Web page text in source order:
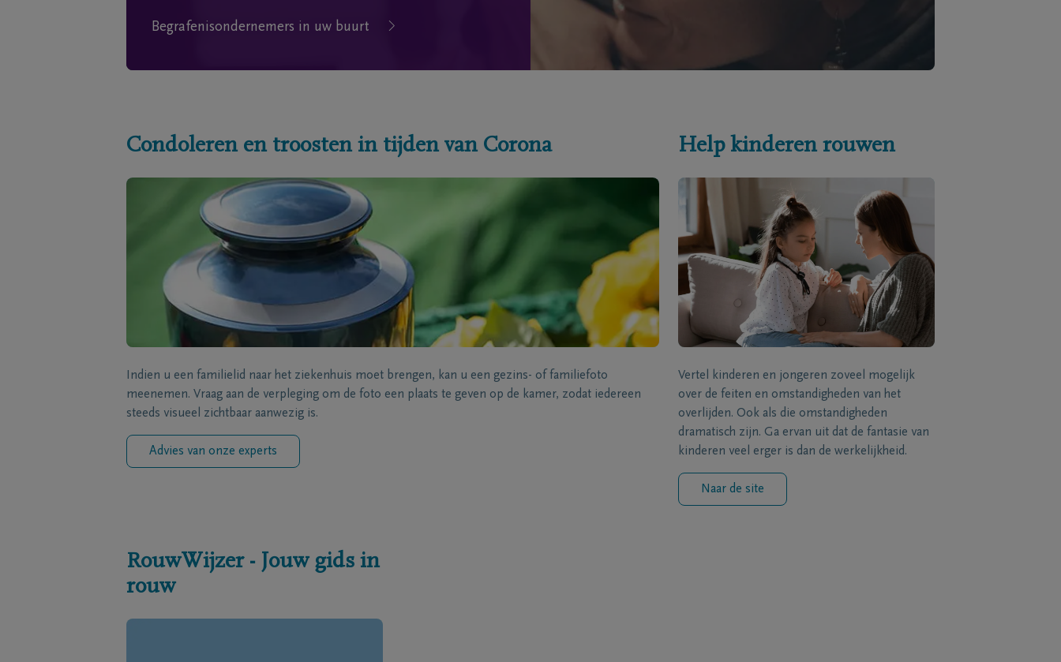
Begrafenisondernemers in uw buurt
Condoleren en troosten in tijden van Corona
Indien u een familielid naar het ziekenhuis moet brengen, kan u een gezins- of familiefoto
meenemen. Vraag aan de verpleging om de foto een plaats te geven op de kamer, zodat iedereen
steeds visueel zichtbaar aanwezig is.
Advies van onze experts
Help kinderen rouwen
Vertel kinderen en jongeren zoveel mogelijk
over de feiten en omstandigheden van het
overlijden. Ook als die omstandigheden
dramatisch zijn. Ga ervan uit dat de fantasie van
kinderen veel erger is dan de werkelijkheid.
Naar de site
RouwWijzer - Jouw gids in
rouw